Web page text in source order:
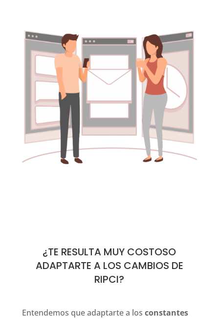
¿TE RESULTA MUY COSTOSO
ADAPTARTE A LOS CAMBIOS DE
RIPCI?
Entendemos que adaptarte a los constantes